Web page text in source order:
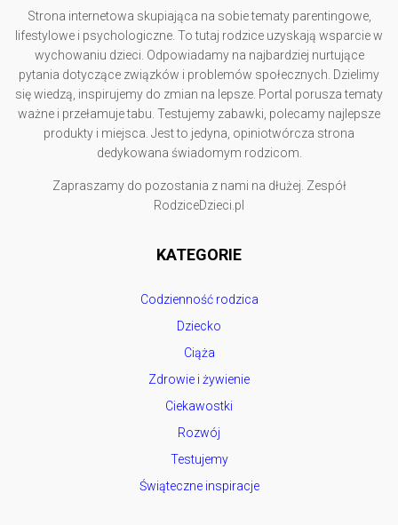
Strona internetowa skupiająca na sobie tematy parentingowe,
lifestylowe i psychologiczne. To tutaj rodzice uzyskają wsparcie w
wychowaniu dzieci. Odpowiadamy na najbardziej nurtujące
pytania dotyczące związków i problemów społecznych. Dzielimy
się wiedzą, inspirujemy do zmian na lepsze. Portal porusza tematy
ważne i przełamuje tabu. Testujemy zabawki, polecamy najlepsze
produkty i miejsca. Jest to jedyna, opiniotwórcza strona
dedykowana świadomym rodzicom.
Zapraszamy do pozostania z nami na dłużej. Zespół
RodziceDzieci.pl
KATEGORIE
Codzienność rodzica
Dziecko
Ciąża
Zdrowie i żywienie
Ciekawostki
Rozwój
Testujemy
Świąteczne inspiracje